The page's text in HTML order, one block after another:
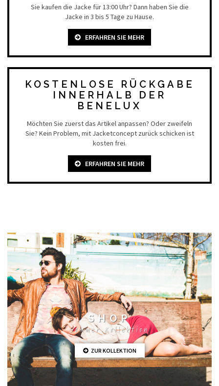
Sie kaufen die Jacke für 13:00 Uhr? Dann haben Sie die
Jacke in 3 bis 5 Tage zu Hause.
ERFAHREN SIE MEHR
KOSTENLOSE RÜCKGABE
INNERHALB DER
BENELUX
Möchten Sie zuerst das Artikel anpassen? Oder zweifeln
Sie? Kein Problem, mit Jacketconcept zurück schicken ist
kosten frei.
ERFAHREN SIE MEHR
SHOP
Sommer Kollektion
ZUR KOLLEKTION